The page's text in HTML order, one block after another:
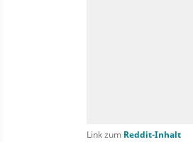
Link zum Reddit-Inhalt